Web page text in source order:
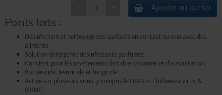
Ajouter au panier
Points forts :
Désinfection et nettoyage des surfaces en contact ou non avec des
aliments.
Solution détergente désinfectante parfumée.
Convient pour les revêtements de table d'examen et d'auscultation.
Bactéricide, levuricide et fongicide.
Active sur plusieurs virus, y compris le HIV-1 et l'Influenza virus A
(H1N1).